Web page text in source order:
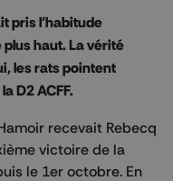
pris l'habitude
haut. La vérité
les rats pointent
D2 ACFF.
recevait Rebecq
victoire de la
le 1er octobre. En